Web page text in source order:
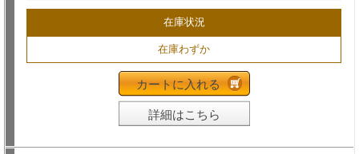
在庫状況
在庫わずか
カートに入れる
詳細はこちら